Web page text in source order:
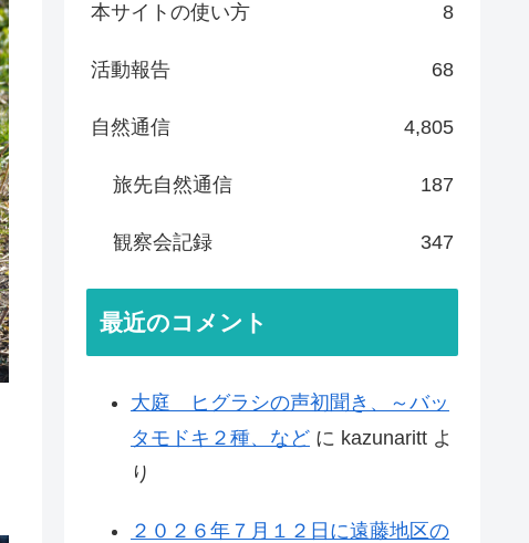
本サイトの使い方 8
活動報告 68
自然通信 4,805
旅先自然通信 187
観察会記録 347
最近のコメント
大庭 ヒグラシの声初聞き、～バッ
タモドキ２種、など に kazunaritt よ
り
２０２６年７月１２日に遠藤地区の